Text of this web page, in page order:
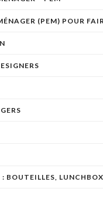
(PEM) POUR
: BOUTEILLES,